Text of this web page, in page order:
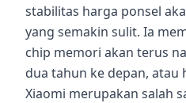
stabilitas harga ponsel
yang semakin sulit. Ia
chip memori akan terus
dua tahun ke depan, atau
Xiaomi merupakan salah